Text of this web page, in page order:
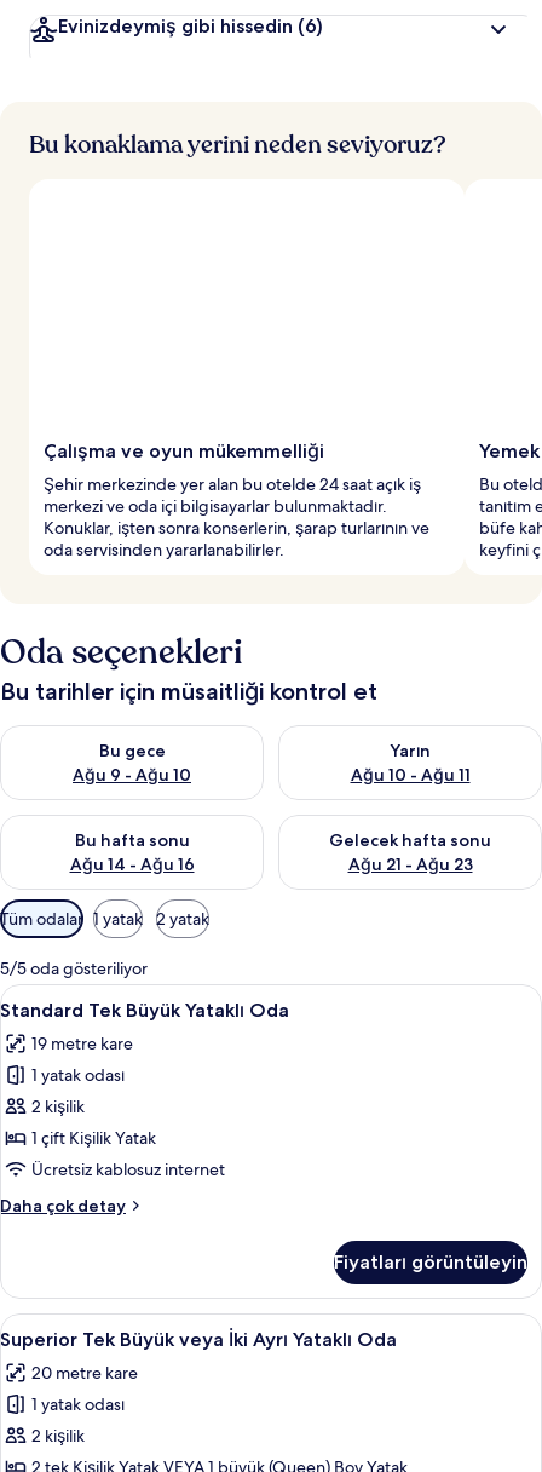
Evinizdeymiş gibi hissedin (6)
Bu konaklama yerini neden seviyoruz?
Çalışma ve oyun mükemmelliği
Şehir merkezinde yer alan bu otelde 24 saat açık iş
merkezi ve oda içi bilgisayarlar bulunmaktadır.
Konuklar, işten sonra konserlerin, şarap turlarının ve
oda servisinden yararlanabilirler.
Bu
tanıtım
büfe
keyfini
Oda seçenekleri
Bu tarihler için müsaitliği kontrol et
Bu gece
Ağu 9 - Ağu 10
Bu gece için müsaitliği kontrol et Ağu 9 - Ağu 10
Yarın
Ağu 10 - Ağu 11
Yarın için müsaitliği kontrol et
Bu hafta sonu
Ağu 14 - Ağu 16
Bu hafta sonu için müsaitliği kontrol et Ağu 14 - Ağu 16
Gelecek hafta sonu
Ağu 21 - Ağu 23
Önümüzdeki hafta sonu için
Odalar
için
mevcut
filtreler
Tüm odalar 1 yatak 2 yatak
5/5 oda gösteriliyor
Standard
Tek
Büyük
Yataklı
Oda
için
tüm
görün
Standard Tek Büyük Yataklı Oda |
5
Standard Tek Büyük Yataklı Oda
19 metre kare
1 yatak odası
2 kişilik
1 çift Kişilik Yatak
Ücretsiz kablosuz internet
Daha çok detay
Standard
Oda
hakkında
daha
fazla
detay
Fiyatları görüntüleyin
Superior
Tek
Büyük
veya
İki
Ayrı
Superior Tek Büyük veya İki Ayrı
5
Superior Tek Büyük veya İki Ayrı Yataklı Oda
20 metre kare
1 yatak odası
2 kişilik
2 tek Kişilik Yatak VEYA 1 büyük (Queen) Boy Yatak